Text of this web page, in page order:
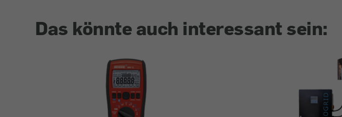
Das könnte auch interessant sein: